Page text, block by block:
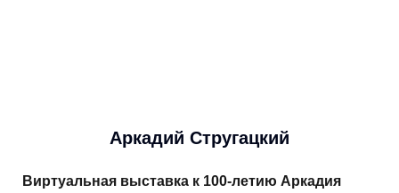
Аркадий Стругацкий
Виртуальная выставка к 100-летию Аркадия